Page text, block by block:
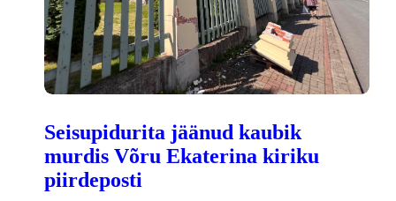
Seisupidurita jäänud kaubik
murdis Võru Ekaterina kiriku
piirdeposti